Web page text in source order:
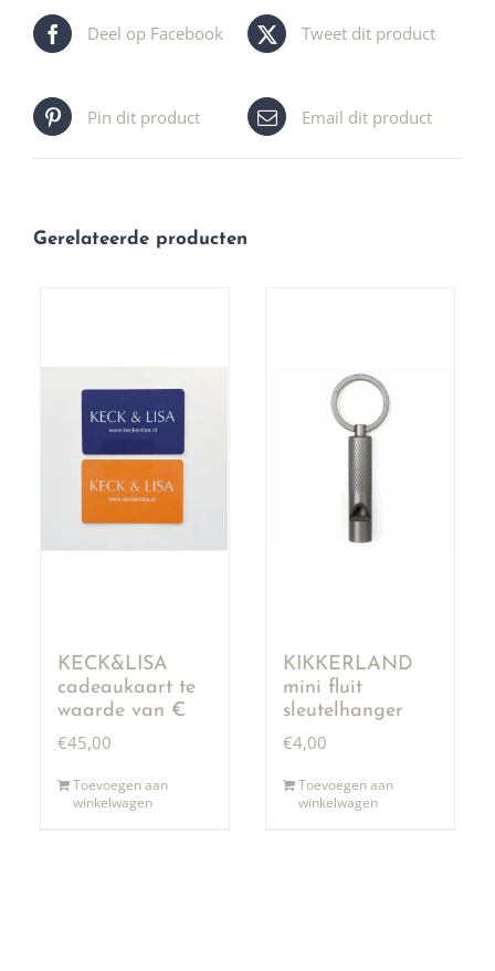
Deel op Facebook Tweet dit product
Pin dit product Email dit product
Gerelateerde producten
KECK&LISA
cadeaukaart te
waarde van €
50,00
€45,00
Toevoegen aan
winkelwagen
KIKKERLAND
mini fluit
sleutelhanger
€4,00
Toevoegen aan
winkelwagen